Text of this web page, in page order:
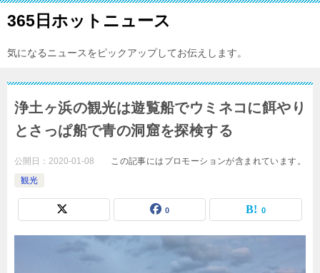
365日ホットニュース
気になるニュースをピックアップしてお伝えします。
浄土ヶ浜の観光は遊覧船でウミネコに餌やり
とさっぱ船で青の洞窟を探検する
公開日： 2020-01-08
観光
この記事にはプロモーションが含まれています。
0 0